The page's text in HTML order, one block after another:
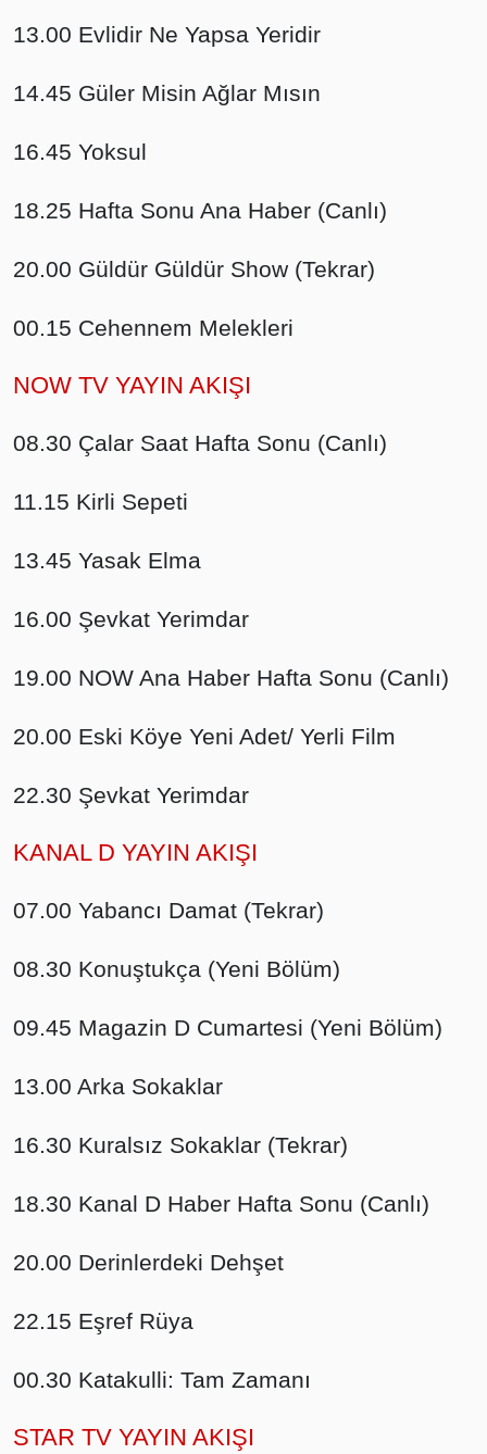
13.00 Evlidir Ne Yapsa Yeridir
14.45 Güler Misin Ağlar Mısın
16.45 Yoksul
18.25 Hafta Sonu Ana Haber (Canlı)
20.00 Güldür Güldür Show (Tekrar)
00.15 Cehennem Melekleri
NOW TV YAYIN AKIŞI
08.30 Çalar Saat Hafta Sonu (Canlı)
11.15 Kirli Sepeti
13.45 Yasak Elma
16.00 Şevkat Yerimdar
19.00 NOW Ana Haber Hafta Sonu (Canlı)
20.00 Eski Köye Yeni Adet/ Yerli Film
22.30 Şevkat Yerimdar
KANAL D YAYIN AKIŞI
07.00 Yabancı Damat (Tekrar)
08.30 Konuştukça (Yeni Bölüm)
09.45 Magazin D Cumartesi (Yeni Bölüm)
13.00 Arka Sokaklar
16.30 Kuralsız Sokaklar (Tekrar)
18.30 Kanal D Haber Hafta Sonu (Canlı)
20.00 Derinlerdeki Dehşet
22.15 Eşref Rüya
00.30 Katakulli: Tam Zamanı
STAR TV YAYIN AKIŞI